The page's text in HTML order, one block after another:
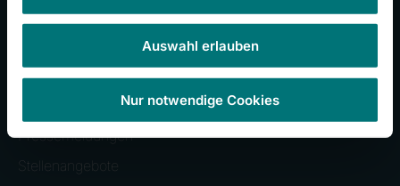
Auswahl erlauben
Nur notwendige Cookies
Häufig besuchte Seiten
Pressemeldungen
Stellenangebote